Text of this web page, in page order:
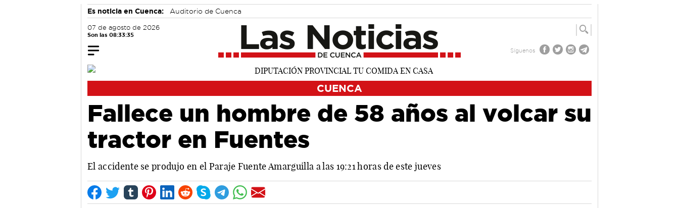
Es noticia en Cuenca: Auditorio de Cuenca
07 de agosto de 2026
Son las 08:33:36
Síguenos
CUENCA
Fallece un hombre de 58 años al volcar su
tractor en Fuentes
El accidente se produjo en el Paraje Fuente Amarguilla a las 19:21 horas de este jueves